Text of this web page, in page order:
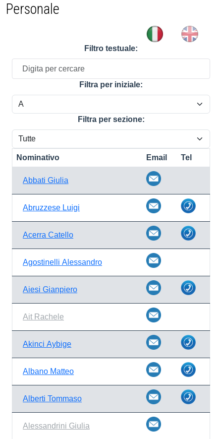
Personale
Filtro testuale:
Filtra per iniziale:
Filtra per sezione:
Nominativo Email Tel
Abbati Giulia
Abruzzese Luigi
Acerra Catello
Agostinelli Alessandro
Aiesi Gianpiero
Ait Rachele
Akinci Aybige
Albano Matteo
Alberti Tommaso
Alessandrini Giulia